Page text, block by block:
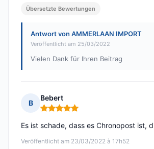
Übersetzte Bewertungen
Antwort von AMMERLAAN IMPORT
Veröffentlicht am 25/03/2022
Vielen Dank für Ihren Beitrag
B
Bebert
Hinweis: 5 von 5
Veröffentlicht am 23/03/2022 à 17h52
Es ist schade, dass es Chronopost ist,